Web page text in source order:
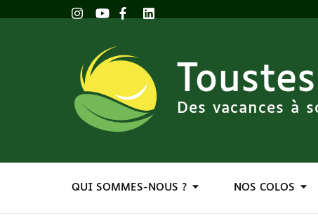
Des vacances à
QUI SOMMES-NOUS ? NOS COLOS